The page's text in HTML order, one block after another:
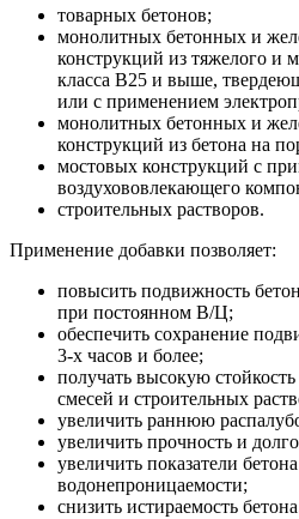
товарных бетонов;
монолитных бетонных и
конструкций из тяжелого и
класса В25 и выше,
или с применением
монолитных бетонных и
конструкций из бетона на
мостовых конструкций с
воздухововлекающего
строительных растворов.
Применение добавки позволяет:
повысить подвижность
при постоянном В/Ц;
обеспечить сохранение
3-х часов и более;
получать высокую
смесей и строительных
увеличить раннюю
увеличить прочность и
увеличить показатели
водонепроницаемости;
снизить истираемость